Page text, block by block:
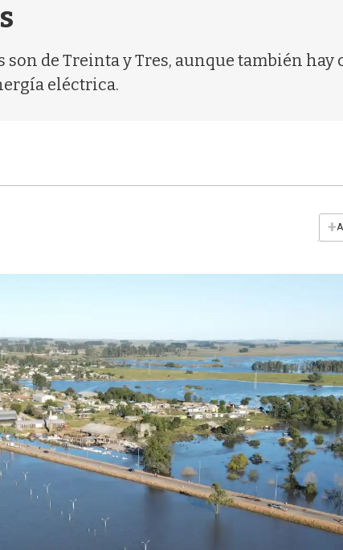
son de Treinta y Tres, aunque también hay
eléctrica.
+